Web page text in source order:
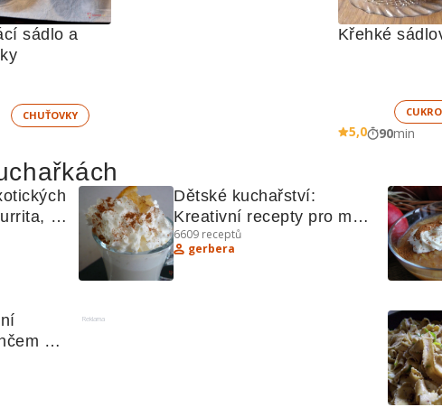
sádlo a
CHUŤOVKY
Křehké
5,0 90min
Dětské kuchařství:
Kreativní recepty pro malé
kuchaře
6609 receptů
gerbera
a
Reklama